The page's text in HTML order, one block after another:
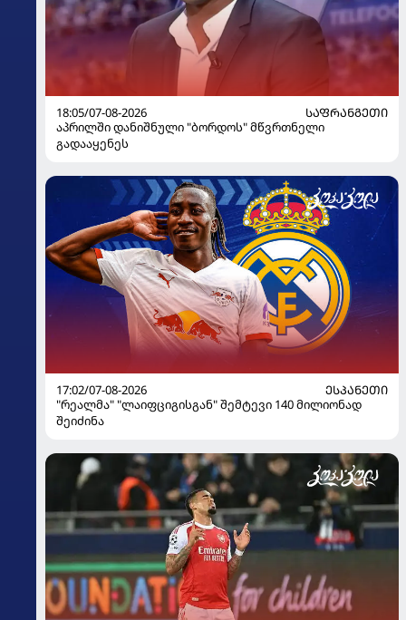
18:05/07-08-2026
ᲡᲐᲤᲠᲐᲜᲒᲔᲗᲘ
აპრილში დანიშნული "ბორდოს" მწვრთნელი
გადააყენეს
17:02/07-08-2026
ᲔᲡᲞᲐᲜᲔᲗᲘ
"რეალმა" "ლაიფციგისგან" შემტევი 140 მილიონად
შეიძინა